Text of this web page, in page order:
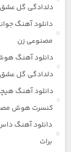
دلدادگی گل
دانلود آهنگ
مصنوعی زن
دانلود آهنگ
دلدادگی گل
دانلود آهنگ
کنسرت هوش
دانلود آهنگ
برات